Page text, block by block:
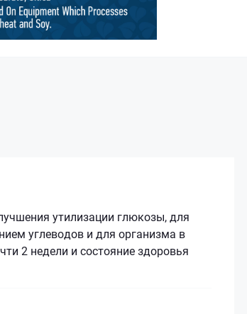
утилизации глюкозы, для
углеводов и для организма в
2 недели и состояние здоровья